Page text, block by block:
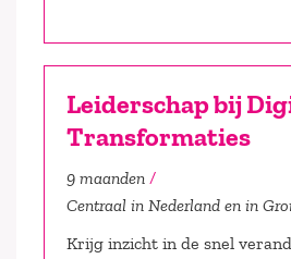
Leiderschap bij
Transformaties
9 maanden
Centraal in Nederland en in
Krijg inzicht in de snel